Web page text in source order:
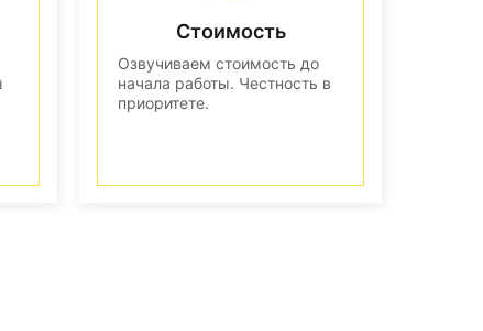
Стоимость
Озвучиваем стоимость до
начала работы. Честность в
приоритете.